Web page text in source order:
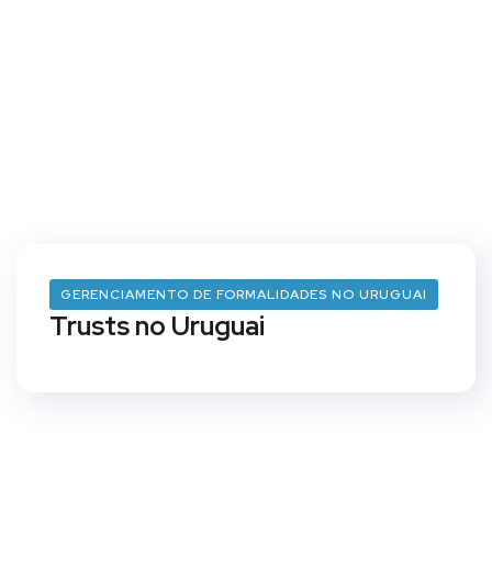
GERENCIAMENTO DE FORMALIDADES NO URUGUAI
Trusts no Uruguai